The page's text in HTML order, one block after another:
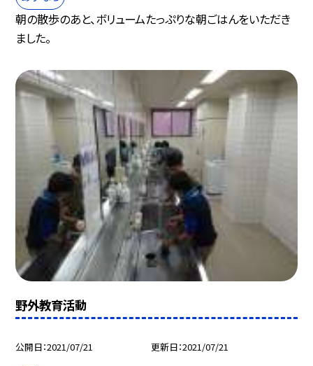
朝の散歩のあと、ボリュームたっぷりな朝ごはんをいただき
ました。
野外教育活動
公開日 2021/07/21 更新日 2021/07/21